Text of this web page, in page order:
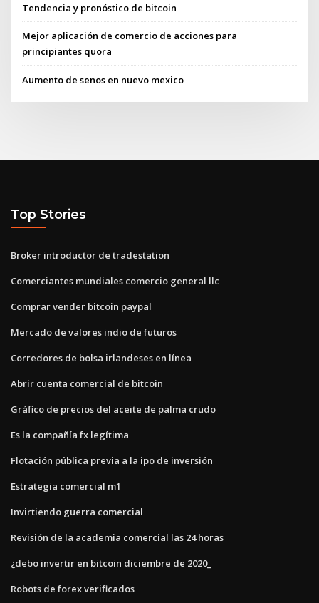
Tendencia y pronóstico de bitcoin
Mejor aplicación de comercio de acciones para
principiantes quora
Aumento de senos en nuevo mexico
Top Stories
Broker introductor de tradestation
Comerciantes mundiales comercio general llc
Comprar vender bitcoin paypal
Mercado de valores indio de futuros
Corredores de bolsa irlandeses en línea
Abrir cuenta comercial de bitcoin
Gráfico de precios del aceite de palma crudo
Es la compañía fx legítima
Flotación pública previa a la ipo de inversión
Estrategia comercial m1
Invirtiendo guerra comercial
Revisión de la academia comercial las 24 horas
¿debo invertir en bitcoin diciembre de 2020_
Robots de forex verificados